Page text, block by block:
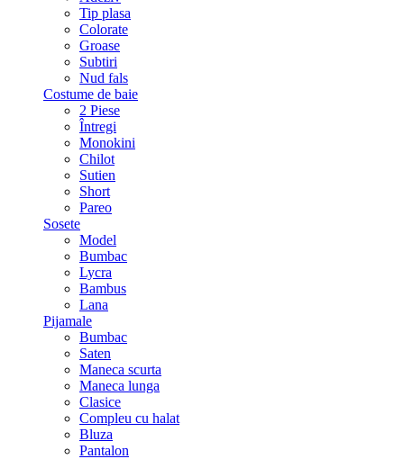
Tip plasa
Colorate
Groase
Subtiri
Nud fals
Costume de baie
2 Piese
Întregi
Monokini
Chilot
Sutien
Short
Pareo
Sosete
Model
Bumbac
Lycra
Bambus
Lana
Pijamale
Bumbac
Saten
Maneca scurta
Maneca lunga
Clasice
Compleu cu halat
Bluza
Pantalon